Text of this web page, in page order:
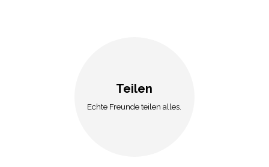
Teilen
Echte Freunde teilen alles.